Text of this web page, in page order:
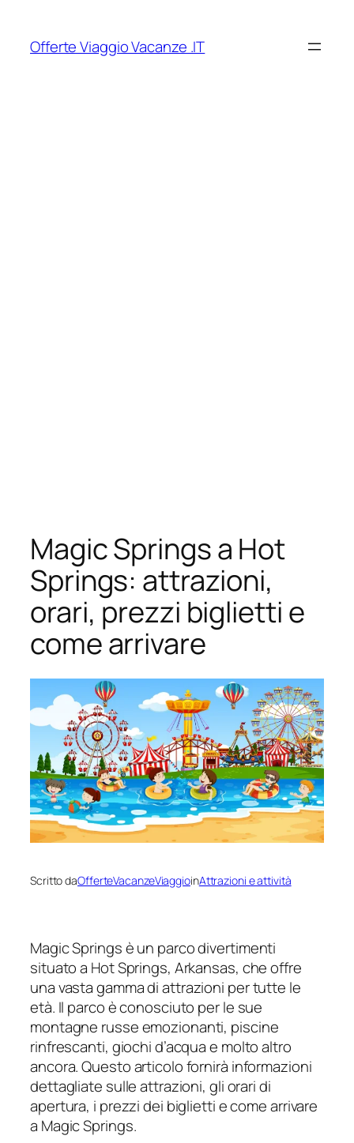
contenuto
Offerte Viaggio Vacanze .IT
Magic Springs a Hot
Springs: attrazioni,
orari, prezzi biglietti e
come arrivare
Scritto daOfferteVacanzeViaggioinAttrazioni e attività
Magic Springs è un parco divertimenti
situato a Hot Springs, Arkansas, che offre
una vasta gamma di attrazioni per tutte le
età. Il parco è conosciuto per le sue
montagne russe emozionanti, piscine
rinfrescanti, giochi d’acqua e molto altro
ancora. Questo articolo fornirà informazioni
dettagliate sulle attrazioni, gli orari di
apertura, i prezzi dei biglietti e come arrivare
a Magic Springs.